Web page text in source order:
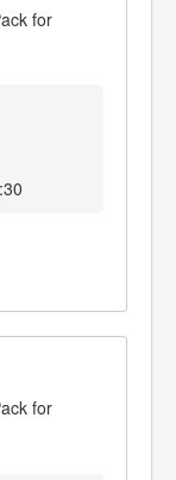
for
for